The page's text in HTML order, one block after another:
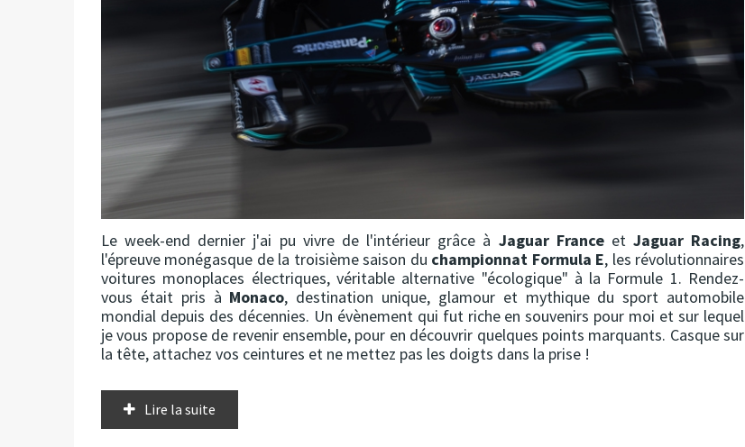
Le week-end dernier j'ai pu vivre de l'intérieur grâce à Jaguar Franceet Jaguar Racing,
l'épreuve monégasque de la troisième saison du championnat Formula E, les révolutionnaires
voitures monoplaces électriques, véritable alternative "écologique" à la Formule 1. Rendez-
vous était pris à Monaco, destination unique, glamour et mythique du sport automobile
mondial depuis des décennies. Un évènement qui fut riche en souvenirs pour moi et sur lequel
je vous propose de revenir ensemble, pour en découvrir quelques points marquants. Casque sur
la tête, attachez vos ceintures et ne mettez pas les doigts dans la prise !
Lire la suite